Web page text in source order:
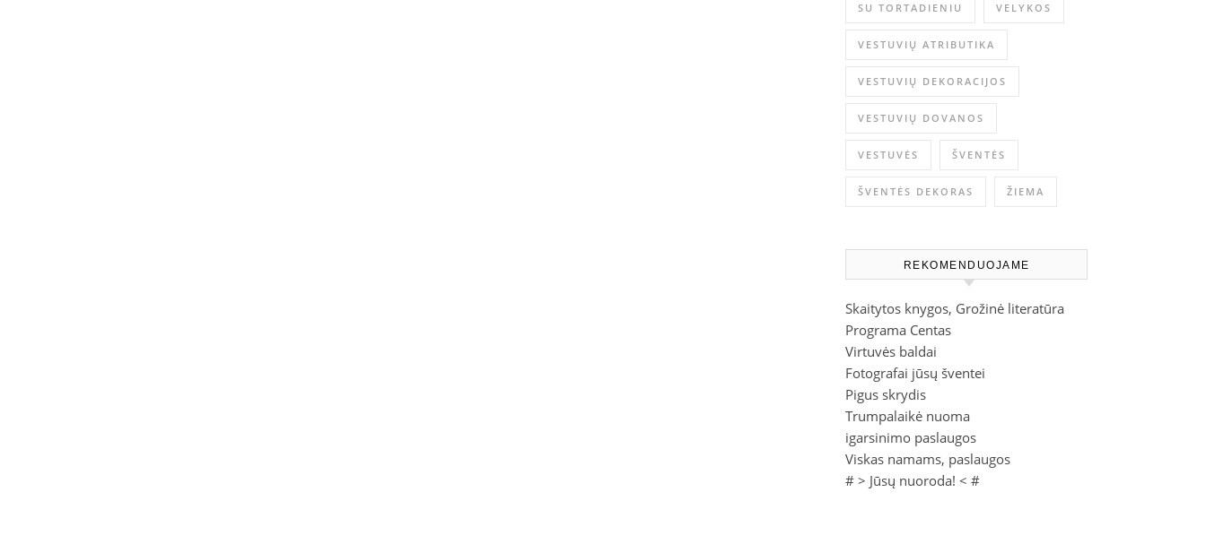
SU TORTADIENIU VELYKOS
VESTUVIŲ ATRIBUTIKA
VESTUVIŲ DEKORACIJOS
VESTUVIŲ DOVANOS
VESTUVĖS ŠVENTĖS
ŠVENTĖS DEKORAS ŽIEMA
REKOMENDUOJAME
Skaitytos knygos, Grožinė literatūra
Programa Centas
Virtuvės baldai
Fotografai jūsų šventei
Pigus skrydis
Trumpalaikė nuoma
igarsinimo paslaugos
Viskas namams, paslaugos
# > Jūsų nuoroda! < #